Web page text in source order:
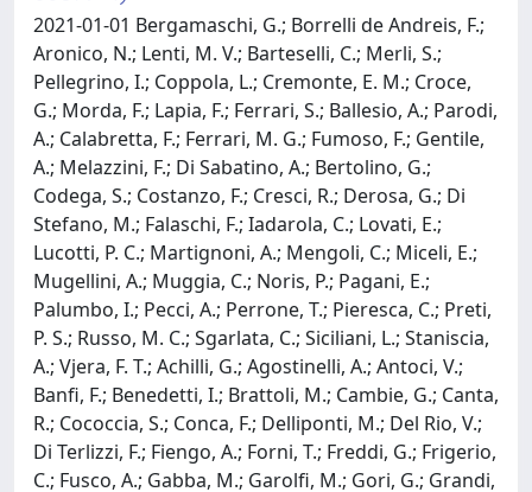
2021-01-01 Bergamaschi, G.; Borrelli de Andreis, F.;
Aronico, N.; Lenti, M. V.; Barteselli, C.; Merli, S.;
Pellegrino, I.; Coppola, L.; Cremonte, E. M.; Croce,
G.; Morda, F.; Lapia, F.; Ferrari, S.; Ballesio, A.; Parodi,
A.; Calabretta, F.; Ferrari, M. G.; Fumoso, F.; Gentile,
A.; Melazzini, F.; Di Sabatino, A.; Bertolino, G.;
Codega, S.; Costanzo, F.; Cresci, R.; Derosa, G.; Di
Stefano, M.; Falaschi, F.; Iadarola, C.; Lovati, E.;
Lucotti, P. C.; Martignoni, A.; Mengoli, C.; Miceli, E.;
Mugellini, A.; Muggia, C.; Noris, P.; Pagani, E.;
Palumbo, I.; Pecci, A.; Perrone, T.; Pieresca, C.; Preti,
P. S.; Russo, M. C.; Sgarlata, C.; Siciliani, L.; Staniscia,
A.; Vjera, F. T.; Achilli, G.; Agostinelli, A.; Antoci, V.;
Banfi, F.; Benedetti, I.; Brattoli, M.; Cambie, G.; Canta,
R.; Cococcia, S.; Conca, F.; Delliponti, M.; Del Rio, V.;
Di Terlizzi, F.; Fiengo, A.; Forni, T.; Freddi, G.; Frigerio,
C.; Fusco, A.; Gabba, M.; Garolfi, M.; Gori, G.; Grandi,